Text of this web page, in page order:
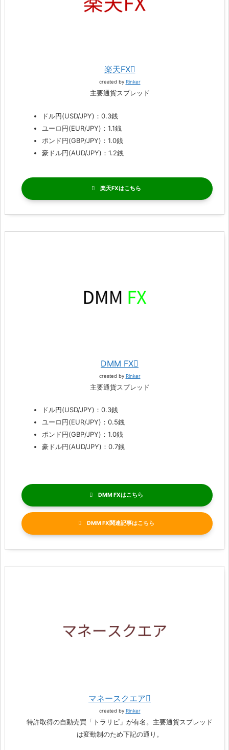
楽天FX
created by Rinker
主要通貨スプレッド
ドル円(USD/JPY)：0.3銭
ユーロ円(EUR/JPY)：1.1銭
ポンド円(GBP/JPY)：1.0銭
豪ドル円(AUD/JPY)：1.2銭
楽天FX
DMM FX
created by Rinker
主要通貨スプレッド
ドル円(USD/JPY)：0.3銭
ユーロ円(EUR/JPY)：0.5銭
ポンド円(GBP/JPY)：1.0銭
豪ドル円(AUD/JPY)：0.7銭
DMM FX
DMM FX関連記事
マネースクエア
created by Rinker
特許取得の自動売買「トラリピ」が有名。主要通貨スプレッド
は変動制のため下記の通り。